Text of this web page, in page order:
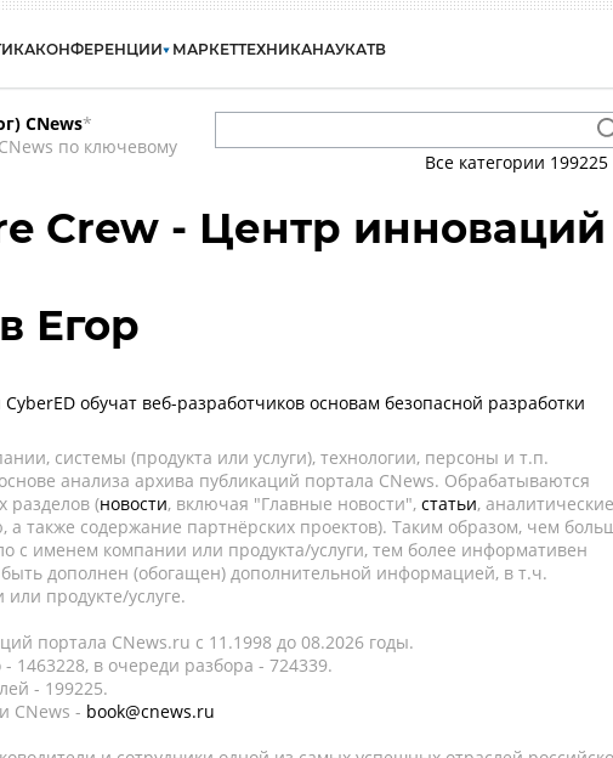
КОНФЕРЕНЦИИ МАРКЕТТЕХНИКАНАУКАТВ
CNews*
по ключевому
Все категории 199225
Crew - Центр инноваций
Егор
CyberED обучат веб-разработчиков основам безопасной разработки
системы (продукта или услуги), технологии, персоны и т.п.
анализа архива публикаций портала CNews. Обрабатываются
разделов (новости, включая "Главные новости", статьи, аналитические
также содержание партнёрских проектов). Таким образом, чем
с именем компании или продукта/услуги, тем более информативен
дополнен (обогащен) дополнительной информацией, в т.ч.
продукте/услуге.
портала CNews.ru c 11.1998 до 08.2026 годы.
в очереди разбора - 724339.
- 199225.
CNews - book@cnews.ru